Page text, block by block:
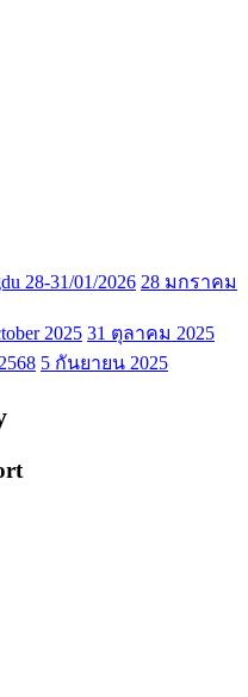
28-31/01/2026 28 มกราคม
2025 31 ตุลาคม 2025
5 กันยายน 2025